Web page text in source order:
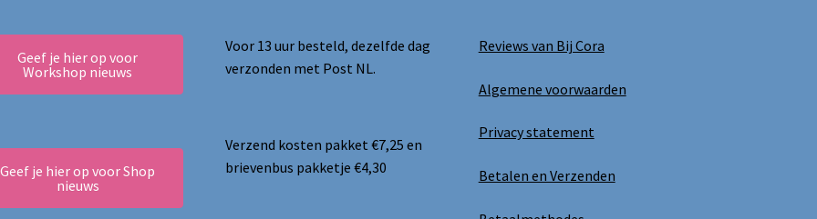
Geef je hier op voor
Workshop nieuws
Geef je hier op voor Shop
nieuws
Voor 13 uur besteld, dezelfde dag
verzonden met Post NL.
Verzend kosten pakket €7,25 en
brievenbus pakketje €4,30
Reviews van Bij Cora
Algemene voorwaarden
Privacy statement
Betalen en Verzenden